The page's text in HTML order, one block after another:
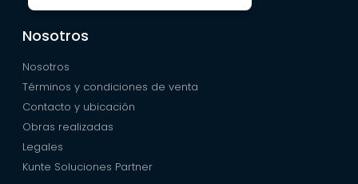
Nosotros
Nosotros
Términos y condiciones de venta
Contacto y ubicación
Obras realizadas
Legales
Kunte Soluciones Partner